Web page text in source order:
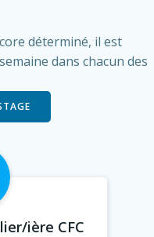
déterminé, il est
dans chacun des
ière CFC